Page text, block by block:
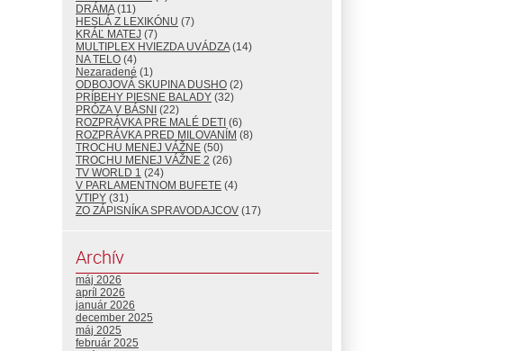
DRÁMA(11)
HESLÁ Z LEXIKÓNU (7)
KRÁĽ MATEJ (7)
MULTIPLEX HVIEZDA UVÁDZA(14)
NA TELO (4)
Nezaradené (1)
ODBOJOVÁ SKUPINA DUSHO (2)
PRÍBEHY PIESNE BALADY (32)
PRÓZA V BÁSNI (22)
ROZPRÁVKA PRE MALÉ DETI (6)
ROZPRÁVKA PRED MILOVANÍM (8)
TROCHU MENEJ VÁŽNE (50)
TROCHU MENEJ VÁŽNE 2 (26)
TV WORLD 1 (24)
V PARLAMENTNOM BUFETE (4)
VTIPY (31)
ZO ZÁPISNÍKA SPRAVODAJCOV (17)
Archív
máj 2026
apríl 2026
január 2026
december 2025
máj 2025
február 2025